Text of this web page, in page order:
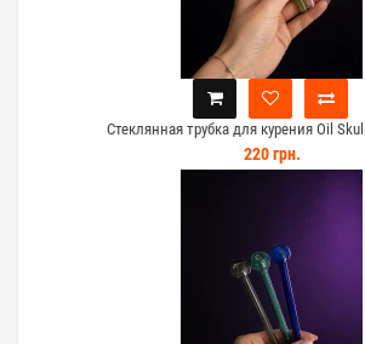
Стеклянная трубка для курения Oil
220 грн.